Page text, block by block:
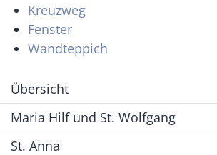
Kreuzweg
Fenster
Wandteppich
Übersicht
Maria Hilf und St. Wolfgang
St. Anna